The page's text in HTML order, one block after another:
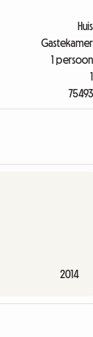
Huis
Gastekamer
1 persoon
1
75493
2014